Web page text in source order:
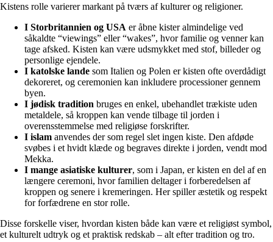
Kistens rolle varierer markant på tværs af kulturer og religioner.
I Storbritannien og USA er åbne kister almindelige ved
såkaldte “viewings” eller “wakes”, hvor familie og venner kan
tage afsked. Kisten kan være udsmykket med stof, billeder og
personlige ejendele.
I katolske lande som Italien og Polen er kisten ofte overdådigt
dekoreret, og ceremonien kan inkludere processioner gennem
byen.
I jødisk tradition bruges en enkel, ubehandlet trækiste uden
metaldele, så kroppen kan vende tilbage til jorden i
overensstemmelse med religiøse forskrifter.
I islam anvendes der som regel slet ingen kiste. Den afdøde
svøbes i et hvidt klæde og begraves direkte i jorden, vendt mod
Mekka.
I mange asiatiske kulturer, som i Japan, er kisten en del af en
længere ceremoni, hvor familien deltager i forberedelsen af
kroppen og senere i kremeringen. Her spiller æstetik og respekt
for forfædrene en stor rolle.
Disse forskelle viser, hvordan kisten både kan være et religiøst symbol,
et kulturelt udtryk og et praktisk redskab – alt efter tradition og tro.